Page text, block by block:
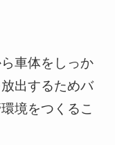
車体をしっか
出するためバ
境をつくるこ